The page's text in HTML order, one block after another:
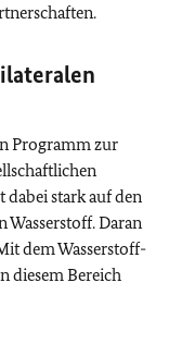
Programm zur
dabei stark auf den
Wasserstoff. Daran
dem Wasserstoff­
diesem Bereich